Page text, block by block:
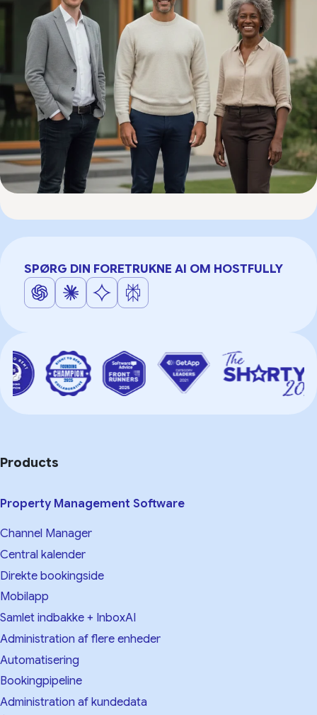
SPØRG DIN FORETRUKNE AI OM HOSTFULLY
Products
Property Management Software
Channel Manager
Central kalender
Direkte bookingside
Mobilapp
Samlet indbakke + InboxAI
Administration af flere enheder
Automatisering
Bookingpipeline
Administration af kundedata